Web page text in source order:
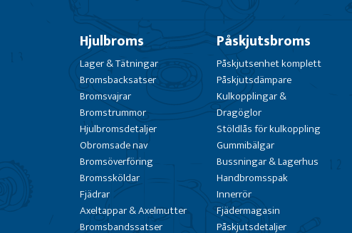
Hjulbroms
Lager & Tätningar
Bromsbacksatser
Bromsvajrar
Bromstrummor
Hjulbromsdetaljer
Obromsade nav
Bromsöverföring
Bromssköldar
Fjädrar
Axeltappar & Axelmutter
Bromsbandssatser
Påskjutsbroms
Påskjutsenhet komplett
Påskjutsdämpare
Kulkopplingar &
Dragöglor
Stöldlås för kulkoppling
Gummibälgar
Bussningar & Lagerhus
Handbromsspak
Innerrör
Fjädermagasin
Påskjutsdetaljer